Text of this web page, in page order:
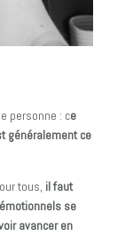
personne : ce
généralement ce
tous, il faut
se
avancer en